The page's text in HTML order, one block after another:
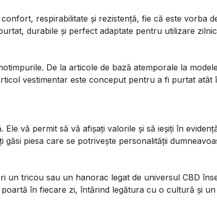
respirabilitate și rezistență, fie că este vorba
durabile și perfect adaptate pentru utilizare
De la articole de bază atemporale la
vestimentar este conceput pentru a fi purtat atât
vă permit să vă afișați valorile și să ieșiți în
piesa care se potrivește personalității
un tricou sau un hanorac legat de universul CBD
în fiecare zi, întărind legătura cu o cultură și un